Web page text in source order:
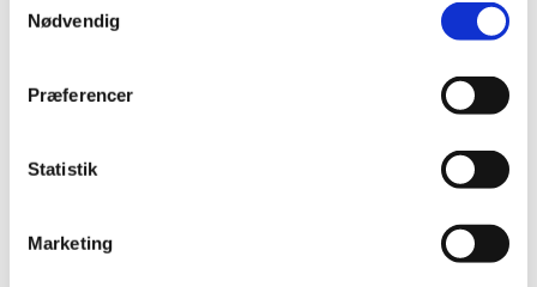
Nødvendig
Præferencer
Statistik
Marketing
marts (3)
januar (3)
2012 (44)
2009 (14)